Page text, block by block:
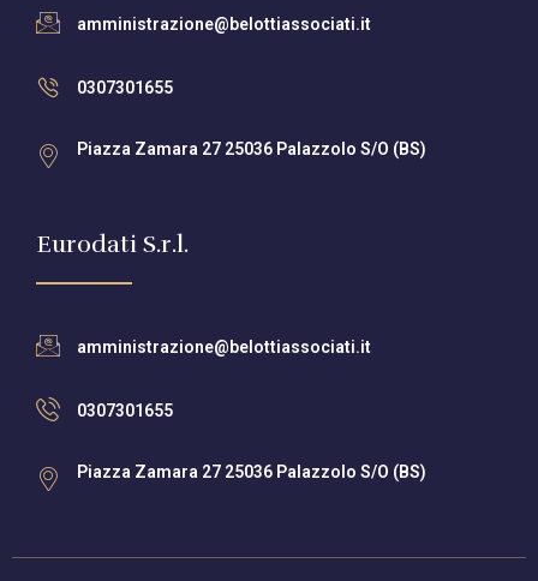
amministrazione@belottiassociati.it
0307301655
Piazza Zamara 27 25036 Palazzolo S/O (BS)
Eurodati S.r.l.
amministrazione@belottiassociati.it
0307301655
Piazza Zamara 27 25036 Palazzolo S/O (BS)